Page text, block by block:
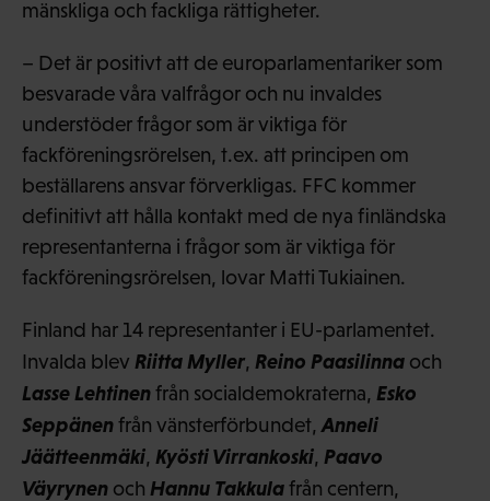
mänskliga och fackliga rättigheter.
– Det är positivt att de europarlamentariker som
besvarade våra valfrågor och nu invaldes
understöder frågor som är viktiga för
fackföreningsrörelsen, t.ex. att principen om
beställarens ansvar förverkligas. FFC kommer
definitivt att hålla kontakt med de nya finländska
representanterna i frågor som är viktiga för
fackföreningsrörelsen, lovar Matti Tukiainen.
Finland har 14 representanter i EU-parlamentet.
Invalda blev Riitta Myller, Reino Paasilinna och
Lasse Lehtinenfrån socialdemokraterna, Esko
Seppänenfrån vänsterförbundet, Anneli
Jäätteenmäki, Kyösti Virrankoski, Paavo
Väyrynen och Hannu Takkulafrån centern,